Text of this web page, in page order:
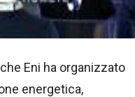
Eni ha organizzato
energetica,